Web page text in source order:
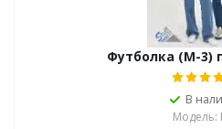
Футболка (М-3)
В
Модель: